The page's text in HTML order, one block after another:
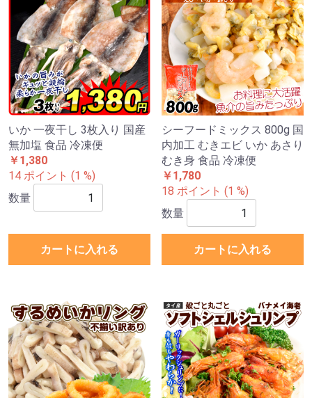
いか 一夜干し 3枚入り 国産
無加塩 食品 冷凍便
￥1,380
14 ポイント (1 %)
数量
カートに入れる
シーフードミックス 800g 国
内加工 むきエビ いか あさり
むき身 食品 冷凍便
￥1,780
18 ポイント (1 %)
数量
カートに入れる